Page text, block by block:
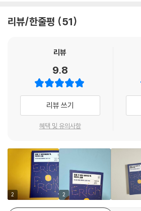
혜와 같은 미덕을 실현하는 것이다. 따라서 자
독립적인 이성을 유지하면서도 다른 인간들을
성적인 인간이다.
---「3부｜왜 자유로부터 도피하는가」중에서
사람들이 자신의 삶을 공허하고 무의미하다고
에 숭고한 의미를 부여하는 것처럼 느껴지는
국가에서 정치인들이 권력을 유지하거나 장
정을 이용한다는 사실은 그러한 위험이 충분
보여준다.
---「4부｜파시즘은 불안과 허무를 먹고 자란
들의 사상을 대중들에게 이해하기 쉽고 흥미
가 진정한 자유와 행복의 의미를 사유한 에리
께 그것을 자신의 삶에 적용하려고 노력한 인
한다. 인간의 삶과 세계에 관한 본질적 문제를
고 성찰한 프롬의 세계로 우리를 안내하고 있다.
철학적 지향점에 가닿는다. 결국 프롬이 하고
독감을 극복하고 진정한 자유와 자아를 발견
랑’에 있음을 알게 될 것이다. 프롬은 ‘사랑의
만이 우리를 불안과 절망에서 구원할 수 있다
로 사랑한다면 모든 사람을 사랑하고 세계를
된다고 말하는 프롬의 메시지에서 지적 탐구의
리뷰/한줄평 51
리뷰
9.8
리뷰 쓰기
혜택 및 유의사항
2 2